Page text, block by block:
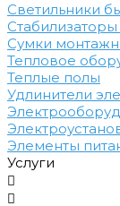
Светильники
Сумки
Тепловое
Теплые полы
Удлинители
Элементы
Услуги